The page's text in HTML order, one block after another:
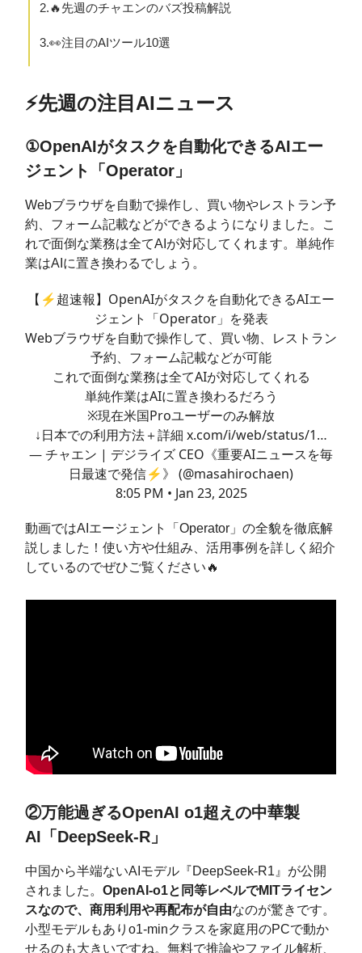
2.🔥先週のチャエンのバズ投稿解説
3.👀注目のAIツール10選
⚡️先週の注目AIニュース
①OpenAIがタスクを自動化できるAIエー
ジェント「Operator」
Webブラウザを自動で操作し、買い物やレストラン予
約、フォーム記載などができるようになりました。こ
れで面倒な業務は全てAIが対応してくれます。単純作
業はAIに置き換わるでしょう。
【⚡️超速報】OpenAIがタスクを自動化できるAIエー
ジェント「Operator」を発表
Webブラウザを自動で操作して、買い物、レストラン
予約、フォーム記載などが可能
これで面倒な業務は全てAIが対応してくれる
単純作業はAIに置き換わるだろう
※現在米国Proユーザーのみ解放
↓日本での利用方法＋詳細 x.com/i/web/status/1…
— チャエン | デジライズ CEO《重要AIニュースを毎
日最速で発信⚡️》 (@masahirochaen)
8:05 PM • Jan 23, 2025
動画ではAIエージェント「Operator」の全貌を徹底解
説しました！使い方や仕組み、活用事例を詳しく紹介
しているのでぜひご覧ください🔥
②万能過ぎるOpenAI o1超えの中華製
AI「DeepSeek-R」
中国から半端ないAIモデル『DeepSeek-R1』が公開
されました。 OpenAI-o1と同等レベルでMITライセン
スなので、商用利用や再配布が自由なのが驚きです。
小型モデルもありo1-minクラスを家庭用のPCで動か
せるのも大きいですね。無料で推論やファイル解析、